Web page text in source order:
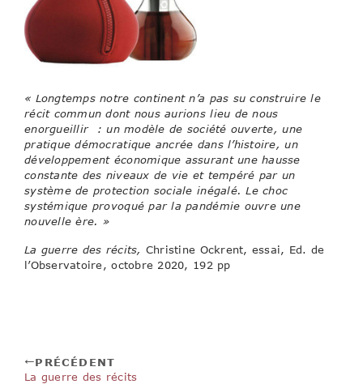
« Longtemps notre continent n’a pas su construire le
récit commun dont nous aurions lieu de nous
enorgueillir : un modèle de société ouverte, une
pratique démocratique ancrée dans l’histoire, un
développement économique assurant une hausse
constante des niveaux de vie et tempéré par un
système de protection sociale inégalé. Le choc
systémique provoqué par la pandémie ouvre une
nouvelle ère. »
La guerre des récits, Christine Ockrent, essai, Ed. de
l’Observatoire, octobre 2020, 192 pp
PRÉCÉDENT
La guerre des récits